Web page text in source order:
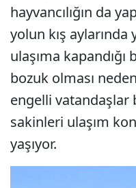
hayvancılığın da
yolun kış aylarında
ulaşıma
bozuk olması
engelli vatandaşlar
sakinleri ulaşım
yaşıyor.